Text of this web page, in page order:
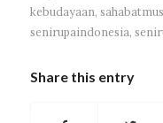
kebudayaan,
senirupaindonesia,
Share this entry